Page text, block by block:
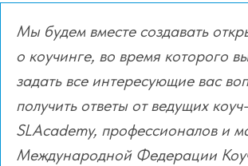
Мы будем вместе создавать
о коучинге, во время которого
задать все интересующие вас
получить ответы от ведущих
SLAcademy, профессионалов и
Международной Федерации